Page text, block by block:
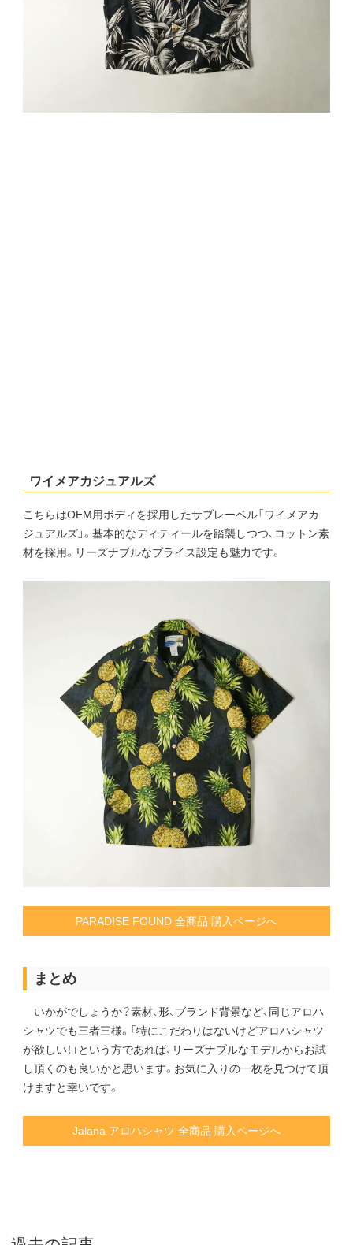
ワイメアカジュアルズ
こちらはOEM用ボディを採用したサブレーベル「ワイメアカ
ジュアルズ」。基本的なディティールを踏襲しつつ、コットン素
材を採用。リーズナブルなプライス設定も魅力です。
PARADISE FOUND 全商品 購入ページへ
まとめ
いかがでしょうか？素材、形、ブランド背景など、同じアロハ
シャツでも三者三様。「特にこだわりはないけどアロハシャツ
が欲しい！」という方であれば、リーズナブルなモデルからお試
し頂くのも良いかと思います。お気に入りの一枚を見つけて頂
けますと幸いです。
Jalana アロハシャツ 全商品 購入ページへ